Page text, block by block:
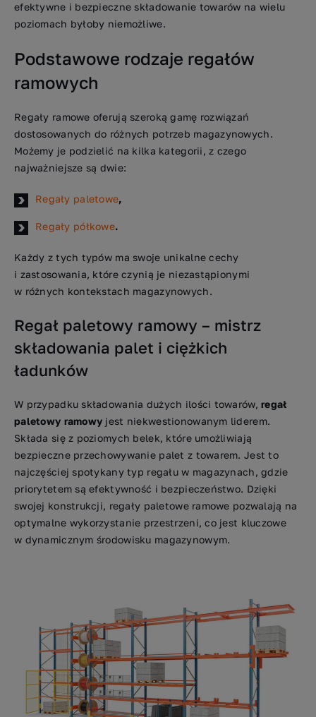
efektywne i bezpieczne składowanie towarów na wielu
poziomach byłoby niemożliwe.
Podstawowe rodzaje regałów
ramowych
Regały ramowe oferują szeroką gamę rozwiązań
dostosowanych do różnych potrzeb magazynowych.
Możemy je podzielić na kilka kategorii, z czego
najważniejsze są dwie:
Regały paletowe,
Regały półkowe.
Każdy z tych typów ma swoje unikalne cechy
i zastosowania, które czynią je niezastąpionymi
w różnych kontekstach magazynowych.
Regał paletowy ramowy – mistrz
składowania palet i ciężkich
ładunków
W przypadku składowania dużych ilości towarów,regał
paletowy ramowy jest niekwestionowanym liderem.
Składa się z poziomych belek, które umożliwiają
bezpieczne przechowywanie palet z towarem. Jest to
najczęściej spotykany typ regału w magazynach, gdzie
priorytetem są efektywność i bezpieczeństwo. Dzięki
swojej konstrukcji, regały paletowe ramowe pozwalają na
optymalne wykorzystanie przestrzeni, co jest kluczowe
w dynamicznym środowisku magazynowym.